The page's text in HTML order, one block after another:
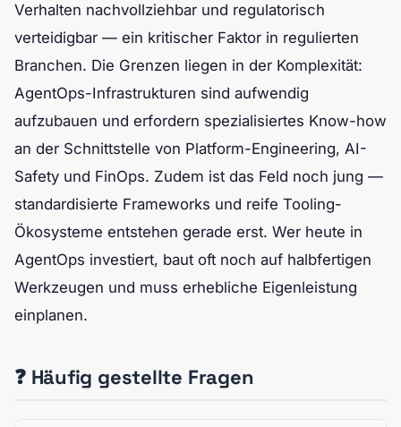
Verhalten nachvollziehbar und regulatorisch
verteidigbar — ein kritischer Faktor in regulierten
Branchen. Die Grenzen liegen in der Komplexität:
AgentOps-Infrastrukturen sind aufwendig
aufzubauen und erfordern spezialisiertes Know-how
an der Schnittstelle von Platform-Engineering, AI-
Safety und FinOps. Zudem ist das Feld noch jung —
standardisierte Frameworks und reife Tooling-
Ökosysteme entstehen gerade erst. Wer heute in
AgentOps investiert, baut oft noch auf halbfertigen
Werkzeugen und muss erhebliche Eigenleistung
einplanen.
❓ Häufig gestellte Fragen